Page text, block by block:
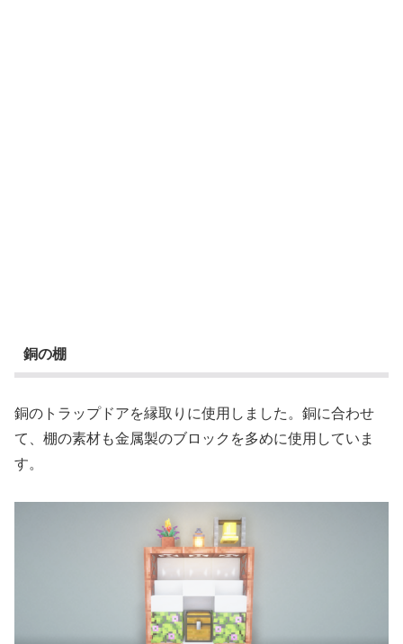
銅の棚
銅のトラップドアを縁取りに使用しました。銅に合わせ
て、棚の素材も金属製のブロックを多めに使用していま
す。